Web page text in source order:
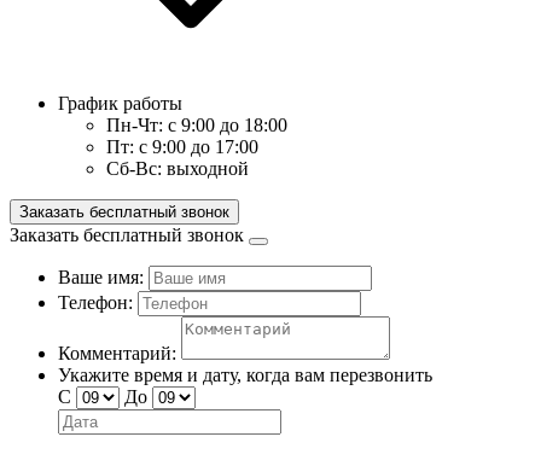
График работы
Пн-Чт: с 9:00 до 18:00
Пт: с 9:00 до 17:00
Сб-Вс: выходной
Заказать бесплатный звонок
Заказать бесплатный звонок
Ваше имя:
Телефон:
Комментарий:
Укажите время и дату, когда вам перезвонить
С
До